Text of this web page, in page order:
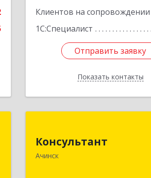
Клиентов на сопровождении
1С:Специалист
Отправить заявку
Показать контакты
Отправить заявку
Назад
Консультант
Ачинск
662159, Красноярский край,
Юго-Восточный район,